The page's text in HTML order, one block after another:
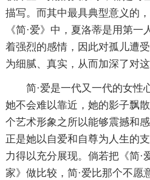
描写。而其中最具典型意义的
《简·爱》中，夏洛蒂是用第
着强烈的感情，因此对孤儿遭
为细腻、真实，从而加深了对
简·爱是一代又一代的女性
她不会难以靠近，她的影子飘
个艺术形象之所以能够震撼和
正是她以自爱和自尊为人生的
力得以充分展现。倘若把《简·
家》做比较，简·爱比那个不愿